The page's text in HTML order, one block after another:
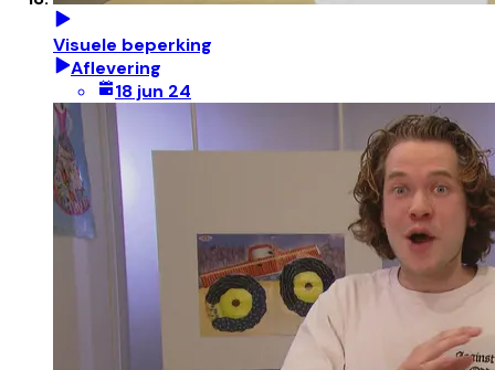
Visuele beperking
Aflevering
18 jun 24